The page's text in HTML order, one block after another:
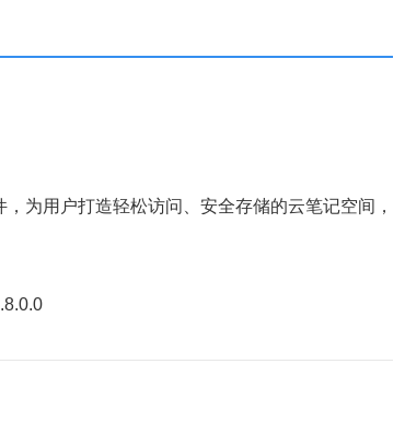
为用户打造轻松访问、安全存储的云笔记空间，